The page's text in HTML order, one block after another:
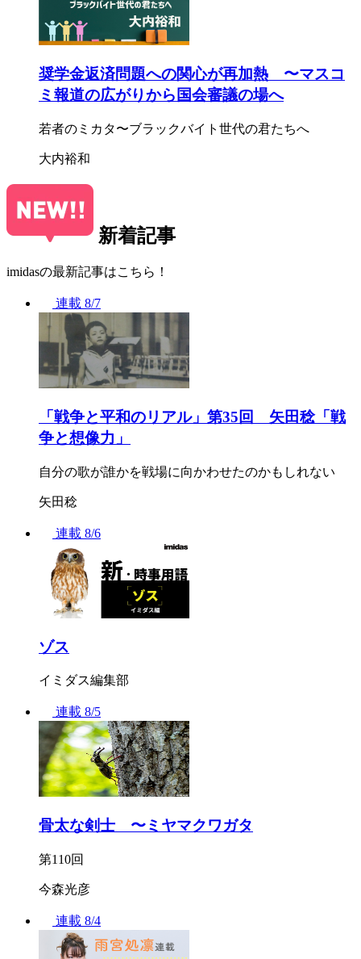
奨学金返済問題への関心が再加熱 〜マスコ
ミ報道の広がりから国会審議の場へ
若者のミカタ〜ブラックバイト世代の君たちへ
大内裕和
新着記事
imidasの最新記事はこちら！
連載 8/7
「戦争と平和のリアル」第35回 矢田稔「戦
争と想像力」
自分の歌が誰かを戦場に向かわせたのかもしれない
矢田稔
連載 8/6
ゾス
イミダス編集部
連載 8/5
骨太な剣士 〜ミヤマクワガタ
第110回
今森光彦
連載 8/4